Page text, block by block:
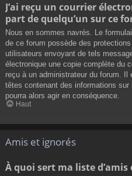
J’ai reçu un courrier
part de quelqu’un sur ce
Nous en sommes navrés. Le
de ce forum possède des
utilisateurs envoyant de tels
électronique une copie complète du
reçu à un administrateur du forum. Il
têtes contenant des informations sur
pourra alors agir en conséquence.
Haut
Amis et ignorés
À quoi sert ma liste d’amis